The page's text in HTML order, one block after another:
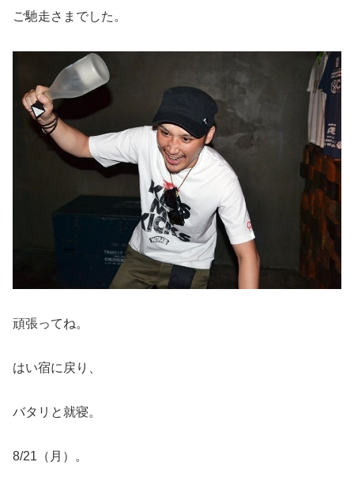
ご馳走さまでした。
頑張ってね。
はい宿に戻り、
バタリと就寝。
8/21（月）。